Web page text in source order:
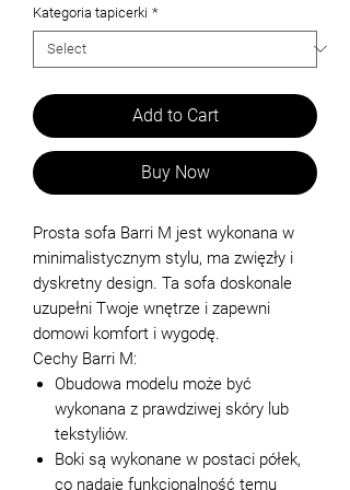
Kategoria tapicerki *
Add to Cart
Buy Now
Prosta sofa Barri M jest wykonana w
minimalistycznym stylu, ma zwięzły i
dyskretny design. Ta sofa doskonale
uzupełni Twoje wnętrze i zapewni
domowi komfort i wygodę.
Cechy Barri M:
Obudowa modelu może być
wykonana z prawdziwej skóry lub
tekstyliów.
Boki są wykonane w postaci półek,
co nadaje funkcjonalność temu